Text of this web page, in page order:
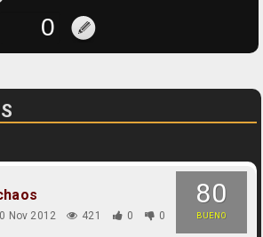
80
BUENO
Nov 2012 421 0 0